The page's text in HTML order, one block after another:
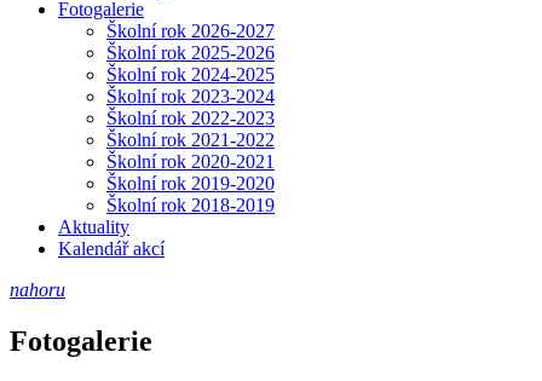
Fotogalerie
Školní rok 2026-2027
Školní rok 2025-2026
Školní rok 2024-2025
Školní rok 2023-2024
Školní rok 2022-2023
Školní rok 2021-2022
Školní rok 2020-2021
Školní rok 2019-2020
Školní rok 2018-2019
Aktuality
Kalendář akcí
nahoru
Fotogalerie